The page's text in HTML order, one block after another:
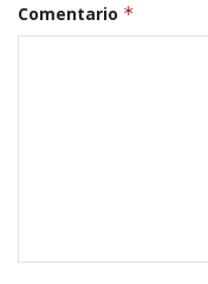
Comentario *